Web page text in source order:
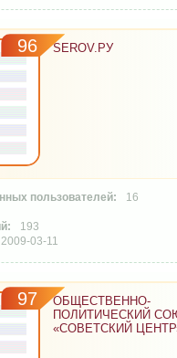
96 SEROV.РУ
16
193
2009-03-11
97
ОБЩЕСТВЕННО-
ПОЛИТИЧЕСКИЙ
«СОВЕТСКИЙ